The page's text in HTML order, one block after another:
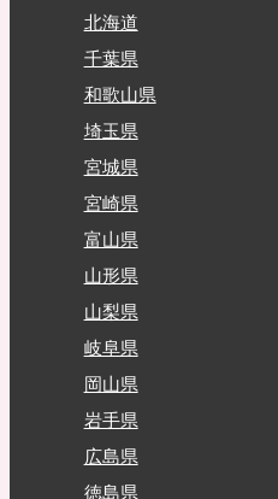
北海道
千葉県
和歌山県
埼玉県
宮城県
宮崎県
富山県
山形県
山梨県
岐阜県
岡山県
岩手県
広島県
徳島県